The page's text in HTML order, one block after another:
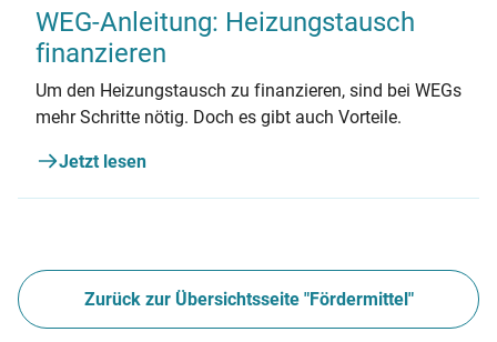
WEG-Anleitung: Heizungstausch
finanzieren
Um den Heizungstausch zu finanzieren, sind bei WEGs
mehr Schritte nötig. Doch es gibt auch Vorteile.
Jetzt lesen
Zurück zur Übersichtsseite "Fördermittel"